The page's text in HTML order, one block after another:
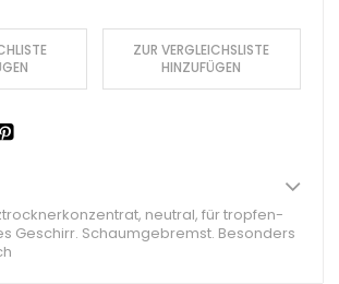
ZUR VERGLEICHSLISTE
HINZUFÜGEN
neutral, für tropfen-
Geschirr. Schaumgebremst. Besonders